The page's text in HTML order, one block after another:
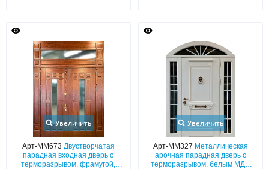
Увеличить
Арт-ММ673 Двустворчатая
парадная входная дверь с
терморазрывом, фрамугой,
Увеличить
Арт-ММ327 Металлическая
арочная парадная дверь с
терморазрывом, белым МДФ